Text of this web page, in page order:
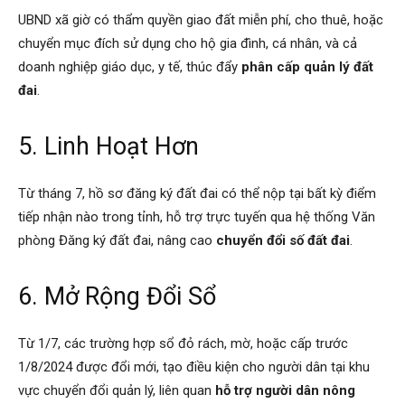
UBND xã giờ có thẩm quyền giao đất miễn phí, cho thuê, hoặc
chuyển mục đích sử dụng cho hộ gia đình, cá nhân, và cả
doanh nghiệp giáo dục, y tế, thúc đẩy phân cấp quản lý đất
đai.
5. Linh Hoạt Hơn
Từ tháng 7, hồ sơ đăng ký đất đai có thể nộp tại bất kỳ điểm
tiếp nhận nào trong tỉnh, hỗ trợ trực tuyến qua hệ thống Văn
phòng Đăng ký đất đai, nâng cao chuyển đổi số đất đai.
6. Mở Rộng Đổi Sổ
Từ 1/7, các trường hợp sổ đỏ rách, mờ, hoặc cấp trước
1/8/2024 được đổi mới, tạo điều kiện cho người dân tại khu
vực chuyển đổi quản lý, liên quan hỗ trợ người dân nông